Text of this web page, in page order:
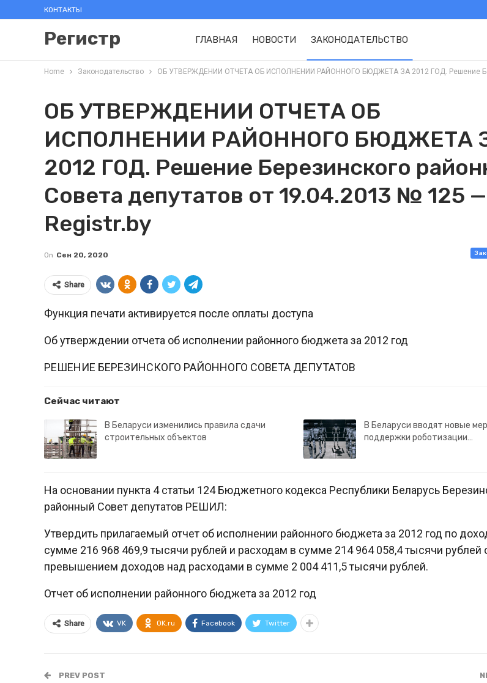
КОНТАКТЫ
Регистр ГЛАВНАЯ НОВОСТИ ЗАКОНОДАТЕЛЬСТВО
Home Законодательство ОБ УТВЕРЖДЕНИИ ОТЧЕТА ОБ ИСПОЛНЕНИИ РАЙОННОГО БЮДЖЕТА ЗА 2012 ГОД. Решение
ОБ УТВЕРЖДЕНИИ ОТЧЕТА ОБ
ИСПОЛНЕНИИ РАЙОННОГО БЮДЖЕТА
2012 ГОД. Решение Березинского
Совета депутатов от 19.04.2013 № 125 —
Registr.by
On Сен 20, 2020
Share
Функция печати активируется после оплаты доступа
Об утверждении отчета об исполнении районного бюджета за 2012 год
РЕШЕНИЕ БЕРЕЗИНСКОГО РАЙОННОГО СОВЕТА ДЕПУТАТОВ
Сейчас читают
В Беларуси изменились правила сдачи
строительных объектов
В Беларуси вводят новые
поддержки роботизации…
На основании пункта 4 статьи 124 Бюджетного кодекса Республики Беларусь
районный Совет депутатов РЕШИЛ:
Утвердить прилагаемый отчет об исполнении районного бюджета за 2012 год по
сумме 216 968 469,9 тысячи рублей и расходам в сумме 214 964 058,4 тысячи рублей
превышением доходов над расходами в сумме 2 004 411,5 тысячи рублей.
Отчет об исполнении районного бюджета за 2012 год
Share VK OK.ru Facebook Twitter
PREV POST